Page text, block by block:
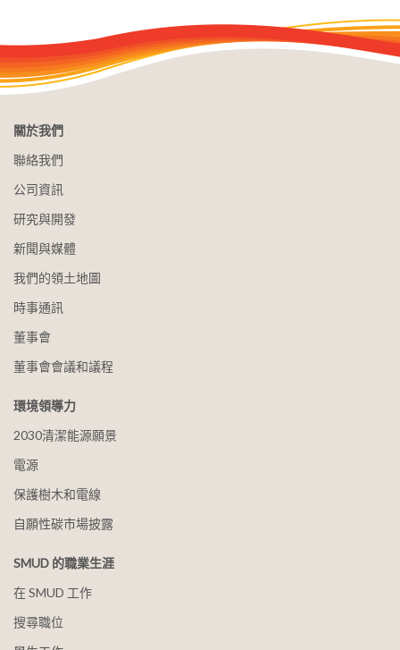
關於我們
聯絡我們
公司資訊
研究與開發
新聞與媒體
我們的領土地圖
時事通訊
董事會
董事會會議和議程
環境領導力
2030清潔能源願景
電源
保護樹木和電線
自願性碳市場披露
SMUD 的職業生涯
在 SMUD 工作
搜尋職位